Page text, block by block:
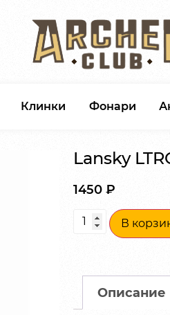
Клинки Фонари
Lansky
1450 ₽
В
Описание